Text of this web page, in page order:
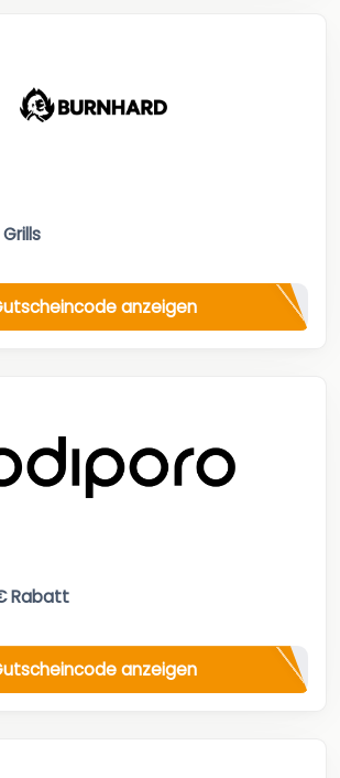
anzeigen
Rabatt
anzeigen